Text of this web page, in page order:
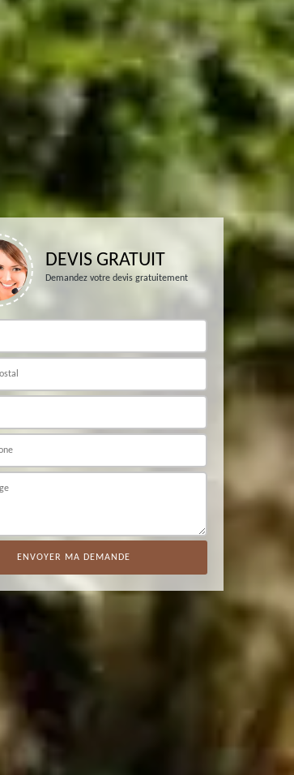
DEVIS GRATUIT
Demandez votre devis gratuitement